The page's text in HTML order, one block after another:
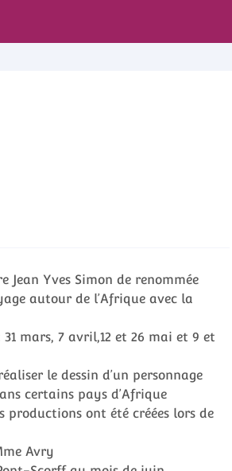
Yves Simon de renommée
autour de l’Afrique avec la
mars, 7 avril,12 et 26 mai et 9 et
le dessin d’un personnage
certains pays d’Afrique
ont été créées lors de
Avry